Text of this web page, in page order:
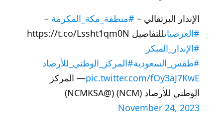
الإنذار البرتقالي – #منطقة_مكة_المكرمة –
#العرضياتللتفاصيل https://t.co/Lssht1qm0N
#الإنذار_المبكر
#طقس_السعودية#المركز_الوطني_للأرصاد
pic.twitter.com/fOy3aJ7KwE— المركز
الوطني للأرصاد (NCM) (@NCMKSA)
November 24, 2023